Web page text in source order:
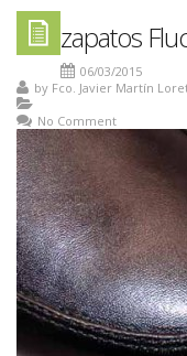
zapatos
06/03/2015
by Fco. Javier Martín
No Comment